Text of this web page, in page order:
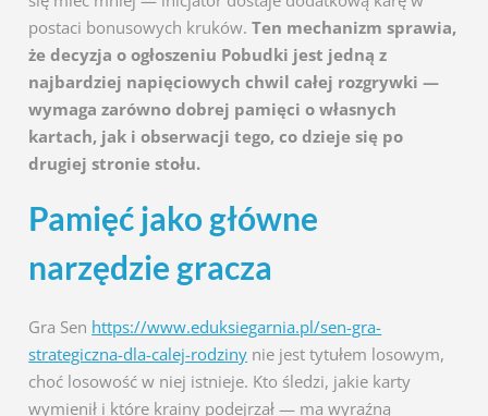
postaci bonusowych kruków.Ten mechanizm sprawia,
że decyzja o ogłoszeniu Pobudki jest jedną z
najbardziej napięciowych chwil całej rozgrywki —
wymaga zarówno dobrej pamięci o własnych
kartach, jak i obserwacji tego, co dzieje się po
drugiej stronie stołu.
Pamięć jako główne
narzędzie gracza
Gra Sen https://www.eduksiegarnia.pl/sen-gra-
strategiczna-dla-calej-rodziny nie jest tytułem losowym,
choć losowość w niej istnieje. Kto śledzi, jakie karty
wymienił i które krainy podejrzał — ma wyraźną